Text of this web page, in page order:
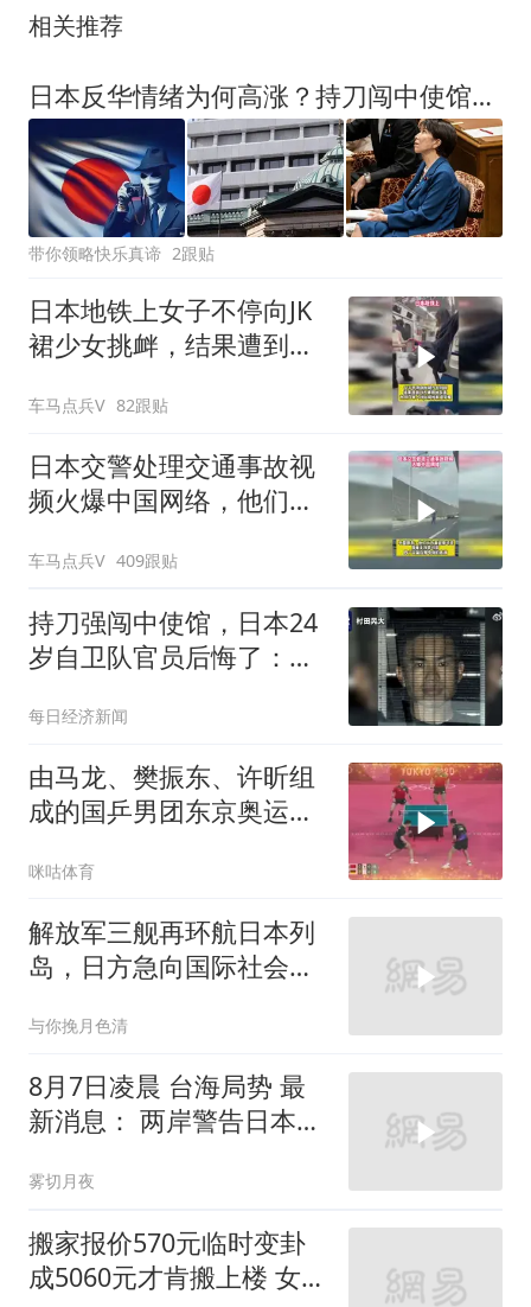
相关推荐
日本反华情绪为何高涨？持刀闯中使馆的日男子，还是没向中国道歉
带你领略快乐真谛 2跟贴
日本地铁上女子不停向JK
裙少女挑衅，结果遭到对
车马点兵V 82跟贴
日本交警处理交通事故视
频火爆中国网络，他们认
车马点兵V 409跟贴
持刀强闯中使馆，日本24
岁自卫队官员后悔了：已
曾称其“只想跟中国大使谈
谈，刀具系用来自决”
每日经济新闻
由马龙、樊振东、许昕组
成的国乒男团东京奥运会
的成就
咪咕体育
解放军三舰再环航日本列
岛，日方急向国际社会告
与你挽月色清
8月7日凌晨 台海局势 最
新消息： 两岸警告日本，
雾切月夜
搬家报价570元临时变卦
成5060元才肯搬上楼 女子